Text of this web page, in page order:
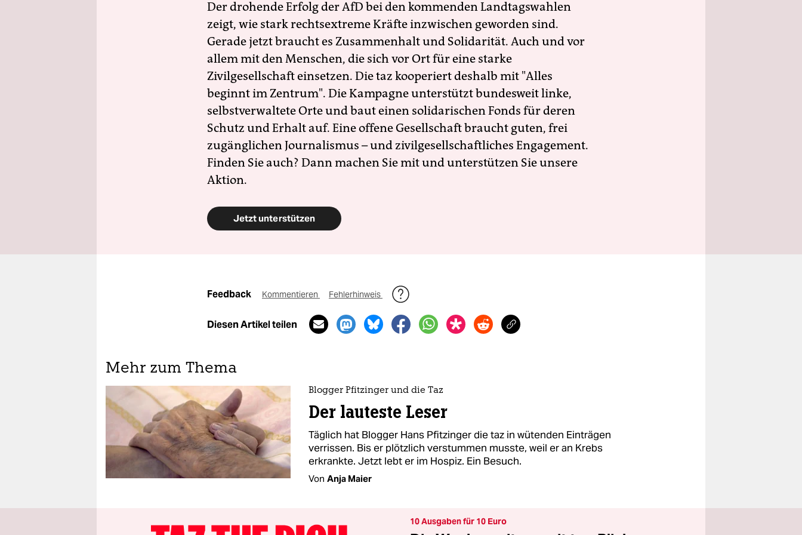
Der drohende Erfolg der AfD bei den kommenden Landtagswahlen
zeigt, wie stark rechtsextreme Kräfte inzwischen geworden sind.
Gerade jetzt braucht es Zusammenhalt und Solidarität. Auch und vor
allem mit den Menschen, die sich vor Ort für eine starke
Zivilgesellschaft einsetzen. Die taz kooperiert deshalb mit "Alles
beginnt im Zentrum". Die Kampagne unterstützt bundesweit linke,
selbstverwaltete Orte und baut einen solidarischen Fonds für deren
Schutz und Erhalt auf. Eine offene Gesellschaft braucht guten, frei
zugänglichen Journalismus – und zivilgesellschaftliches Engagement.
Finden Sie auch? Dann machen Sie mit und unterstützen Sie unsere
Aktion.
Jetzt unterstützen
Feedback Kommentieren Fehlerhinweis
Diesen Artikel teilen
Mehr zum Thema
Blogger Pfitzinger und die Taz
Der lauteste Leser
Täglich hat Blogger Hans Pfitzinger die taz in wütenden Einträgen
verrissen. Bis er plötzlich verstummen musste, weil er an Krebs
erkrankte. Jetzt lebt er im Hospiz. Ein Besuch.
Von Anja Maier
10 Ausgaben für 10 Euro